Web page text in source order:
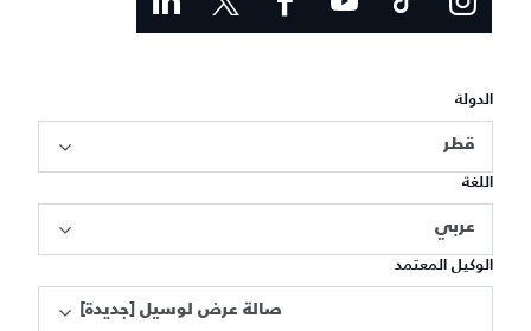
الدولة
قطر
اللغة
عربي
الوكيل المعتمد
[صالة عرض لوسيل [جديدة